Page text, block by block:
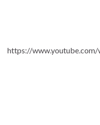
https://